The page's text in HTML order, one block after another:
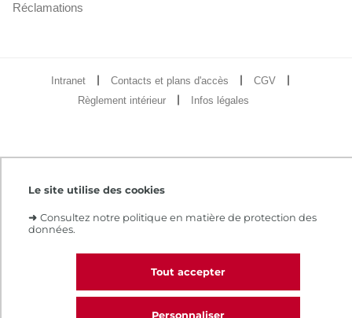
Le site utilise des cookies
➜ Consultez notre politique en matière de protection des
données.
Tout accepter
Personnaliser
Réclamations
Intranet Contacts et plans d'accès
CGV
Règlement intérieur
Infos légales